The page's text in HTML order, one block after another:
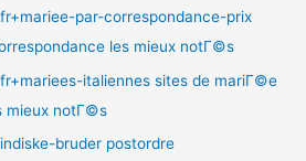
par-correspondance-prix
les mieux notГ©s
italiennes sites de mariГ©e
mieux notГ©s
bruder postordre